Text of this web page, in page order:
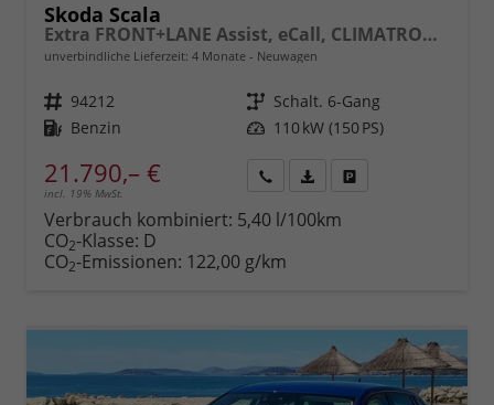
Skoda Scala
Extra FRONT+LANE Assist, eCall, CLIMATRONIC, Berganfahrassistent, FULL LED, Einparkhilfe, KESSY, Sitzhzg., Tempomat + Speedlimiter, ISOFIX, SmartLink, 16" ALU, uvm.
unverbindliche Lieferzeit: 4 Monate Neuwagen
Fahrzeugnr. 94212 Getriebe Schalt. 6-Gang
Kraftstoff Benzin Leistung 110 kW (150 PS)
21.790,– €
incl. 19% MwSt.
anfordern
Datei,
Verbrauch kombiniert: 5,40 l/100km
CO2-Klasse: D
CO2-Emissionen: 122,00 g/km